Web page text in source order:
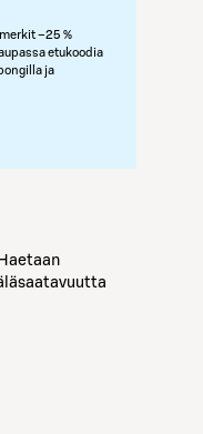
–25 %
etukoodia
ja
Haetaan